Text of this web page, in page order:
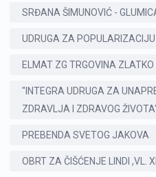
SRĐANA ŠIMUNOVIĆ -
UDRUGA ZA
ELMAT ZG TRGOVINA ZLATKO
"INTEGRA UDRUGA ZA
ZDRAVLJA I ZDRAVOG
PREBENDA SVETOG JAKOVA
OBRT ZA ČIŠĆENJE LINDI ,VL.